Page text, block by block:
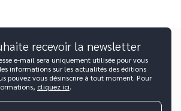
recevoir la newsletter
e-mail sera uniquement utilisée pour vous
informations sur les actualités des éditions
pouvez vous désinscrire à tout moment. Pour
cliquez ici.